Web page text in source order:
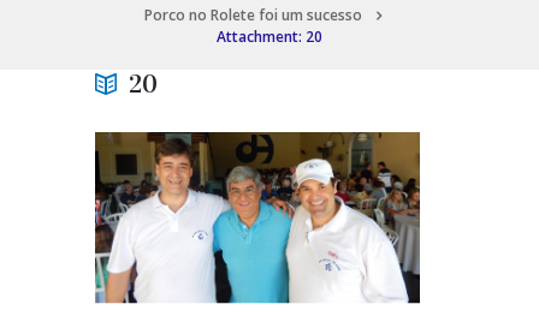
Porco no Rolete foi um sucesso
Attachment: 20
20